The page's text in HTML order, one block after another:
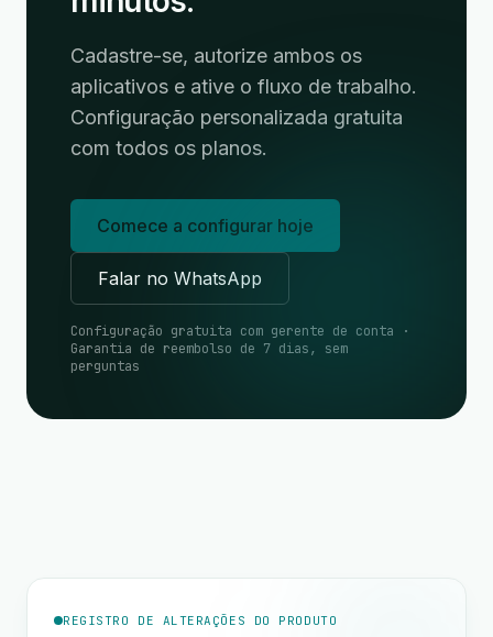
Cadastre-se, autorize ambos os
aplicativos e ative o fluxo de trabalho.
Configuração personalizada gratuita
com todos os planos.
Comece a configurar hoje
Falar no WhatsApp
Configuração gratuita com gerente de conta ·
Garantia de reembolso de 7 dias, sem
perguntas
REGISTRO DE ALTERAÇÕES DO PRODUTO